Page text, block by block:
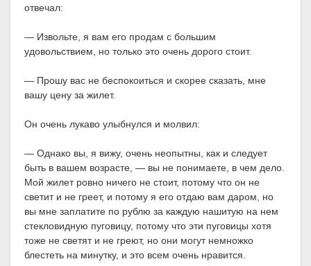
отвечал:
— Извольте, я вам его продам с большим
удовольствием, но только это очень дорого стоит.
— Прошу вас не беспокоиться и скорее сказать, мне
вашу цену за жилет.
Он очень лукаво улыбнулся и молвил:
— Однако вы, я вижу, очень неопытны, как и следует
быть в вашем возрасте, — вы не понимаете, в чем дело.
Мой жилет ровно ничего не стоит, потому что он не
светит и не греет, и потому я его отдаю вам даром, но
вы мне заплатите по рублю за каждую нашитую на нем
стекловидную пуговицу, потому что эти пуговицы хотя
тоже не светят и не греют, но они могут немножко
блестеть на минутку, и это всем очень нравится.